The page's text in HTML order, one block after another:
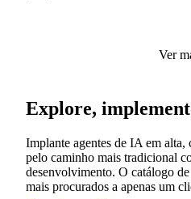
Ver
Explore,
Implante agentes de IA em
pelo caminho mais tradicional
desenvolvimento. O catálogo
mais procurados a apenas um